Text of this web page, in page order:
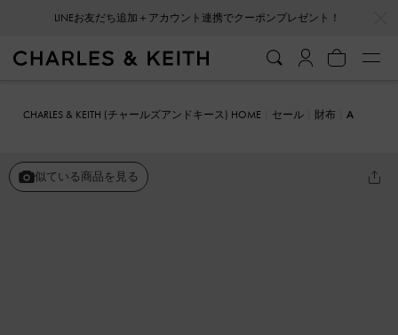
LINEお友だち追加＋アカウント連携でクーポンプレゼント！
CHARLES & KEITH (チャールズアンドキース) HOME セール 財布
A
似ている商品を見る